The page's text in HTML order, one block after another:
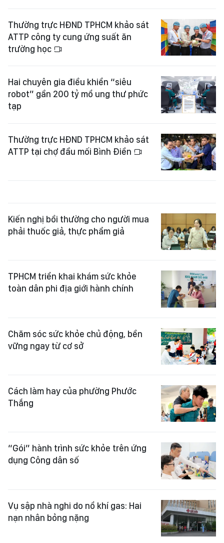
Thường trực HĐND TPHCM khảo sát
ATTP công ty cung ứng suất ăn
trường học
Hai chuyên gia điều khiển “siêu
robot” gần 200 tỷ mổ ung thư phức
tạp
Thường trực HĐND TPHCM khảo sát
ATTP tại chợ đầu mối Bình Điền
Kiến nghị bồi thường cho người mua
phải thuốc giả, thực phẩm giả
TPHCM triển khai khám sức khỏe
toàn dân phi địa giới hành chính
Chăm sóc sức khỏe chủ động, bền
vững ngay từ cơ sở
Cách làm hay của phường Phước
Thắng
“Gói” hành trình sức khỏe trên ứng
dụng Công dân số
Vụ sập nhà nghi do nổ khí gas: Hai
nạn nhân bỏng nặng